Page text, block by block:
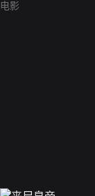
电影